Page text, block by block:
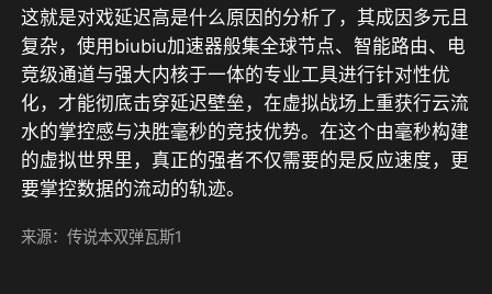
这就是对戏延迟高是什么原因的分析了，其成因多元且
复杂，使用biubiu加速器般集全球节点、智能路由、电
竞级通道与强大内核于一体的专业工具进行针对性优
化，才能彻底击穿延迟壁垒，在虚拟战场上重获行云流
水的掌控感与决胜毫秒的竞技优势。在这个由毫秒构建
的虚拟世界里，真正的强者不仅需要的是反应速度，更
要掌控数据的流动的轨迹。
来源：传说本双弹瓦斯1